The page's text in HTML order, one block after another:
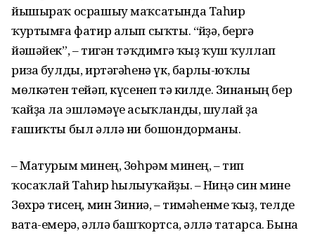
йышыраҡ осрашыу маҡсатында Таһир
ҡуртымға фатир алып сыҡты. “Әйҙә, бергә
йәшәйек”, – тигән тәҡдимгә ҡыҙ ҡуш ҡуллап
риза булды, иртәгәһенә үк, барлы-юҡлы
мөлкәтен тейәп, күсенеп тә килде. Зинаның бер
ҡайҙа ла эшләмәүе асыҡланды, шулай ҙа
ғашиҡты был әллә ни бошондорманы.
– Матурым минең, Зөһрәм минең, – тип
ҡосаҡлай Таһир һылыуҡайҙы. – Ниңә син мине
Зөхрә тисең, мин Зиниә, – тимәһенме ҡыҙ, телде
вата-емерә, әллә башҡортса, әллә татарса. Бына